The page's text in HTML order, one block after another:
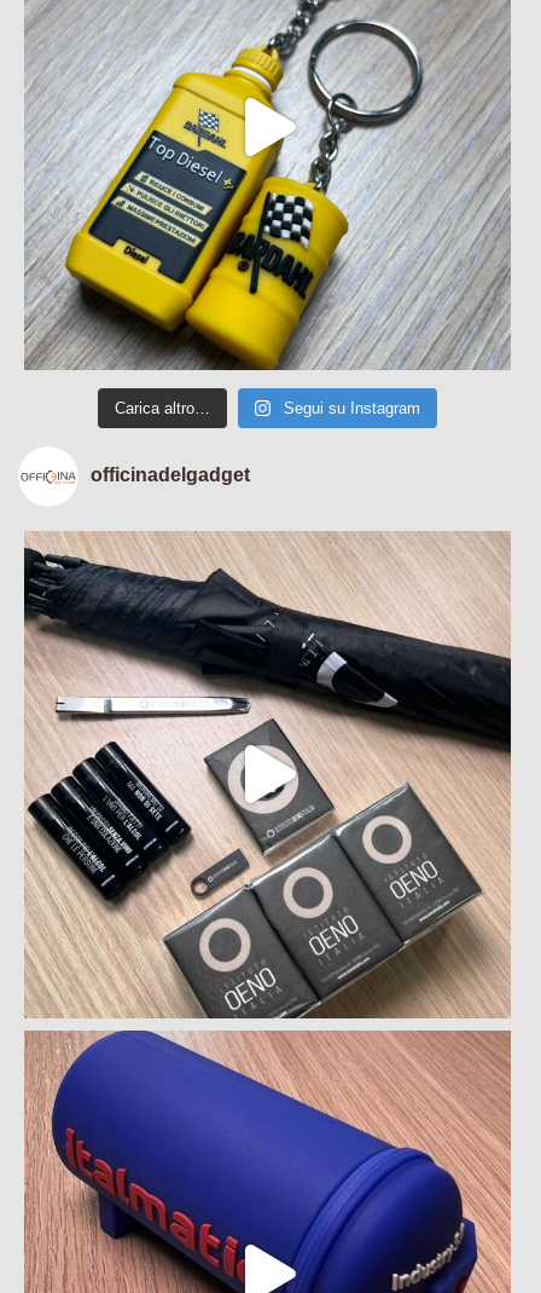
Carica altro… Segui su Instagram
officinadelgadget